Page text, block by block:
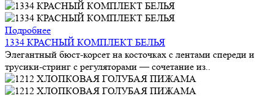
Подробнее
1334 КРАСНЫЙ КОМПЛЕКТ БЕЛЬЯ
Элегантный бюст-корсет на косточках с лентами спереди и
трусики-стринг с регуляторами — сочетание из..